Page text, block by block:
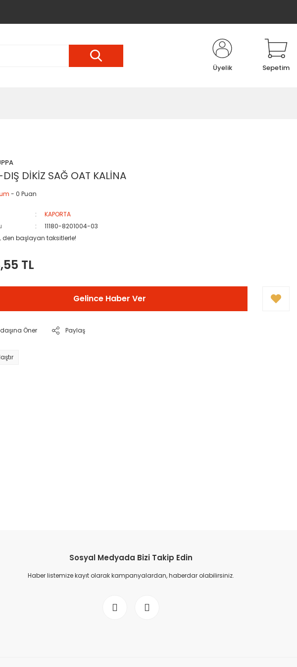
Üyelik Sepetim
DİKİZ SAĞ OAT KALİNA
- 0 Puan
KAPORTA
11180-8201004-03
den başlayan taksitlerle!
TL
Gelince Haber Ver
Öner Paylaş
Sosyal Medyada Bizi Takip Edin
Haber listemize kayıt olarak kampanyalardan, haberdar olabilirsiniz.